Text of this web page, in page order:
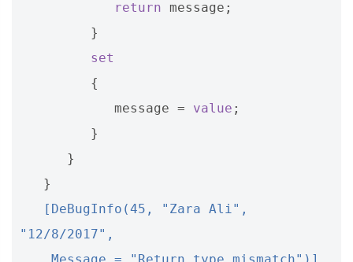
return message ;
}
set
{
message = value ;
}
}
}
"12/8/2017",